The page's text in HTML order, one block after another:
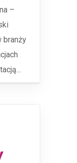
–
branży